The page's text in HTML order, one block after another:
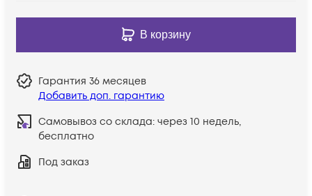
В корзину
Гарантия 36 месяцев
Добавить доп. гарантию
Самовывоз со склада: через 10 недель,
бесплатно
Под заказ